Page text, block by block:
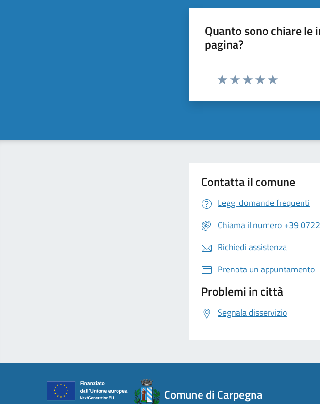
Quanto sono chiare
pagina?
Valuta da 1 a 5 stelle la pagina
Contatta il comune
Leggi domande frequenti
Chiama il numero +39
Richiedi assistenza
Prenota un appuntamento
Problemi in città
Segnala disservizio
Comune di Carpegna